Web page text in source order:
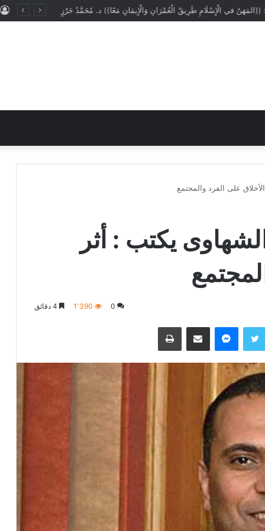
((المَهَنُ في الْإِسْلَامِ طَرِيقُ الْعُمْرَانِ وَالْإِيمَانِ مَعًا)) د. مُحَمَّدُ حَرْزٍ
على الفرد والمجتمع
يكتب : أثر
0 1٬390